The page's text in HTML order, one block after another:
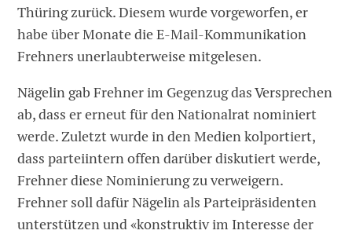
Thüring zurück. Diesem wurde vorgeworfen, er
habe über Monate die E-Mail-Kommunikation
Frehners unerlaubterweise mitgelesen.
Nägelin gab Frehner im Gegenzug das Versprechen
ab, dass er erneut für den Nationalrat nominiert
werde. Zuletzt wurde in den Medien kolportiert,
dass parteiintern offen darüber diskutiert werde,
Frehner diese Nominierung zu verweigern.
Frehner soll dafür Nägelin als Parteipräsidenten
unterstützen und «konstruktiv im Interesse der